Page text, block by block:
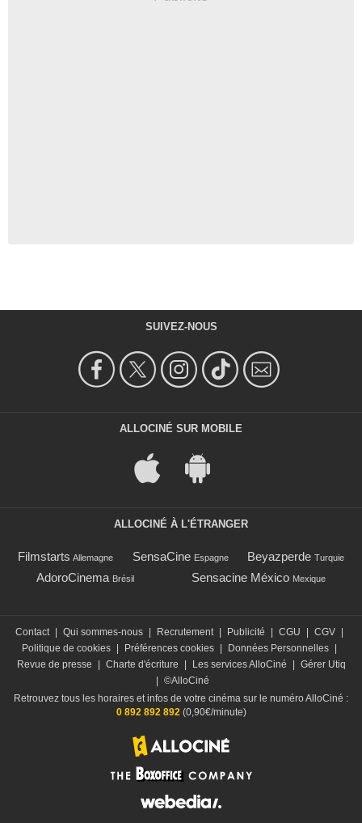
SUIVEZ-NOUS
ALLOCINÉ SUR MOBILE
ALLOCINÉ À L'ÉTRANGER
Filmstarts Allemagne SensaCine Espagne Beyazperde Turquie
AdoroCinema Brésil Sensacine México Mexique
Contact Qui sommes-nous Recrutement Publicité CGU CGV
Politique de cookies
Préférences cookies Données Personnelles
Revue de presse
Charte d'écriture Les services AlloCiné
Gérer Utiq
©AlloCiné
Retrouvez tous les horaires et infos de votre cinéma sur le numéro AlloCiné :
0 892 892 892(0,90€/minute)